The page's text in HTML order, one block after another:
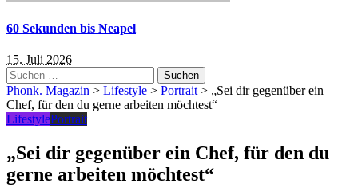
60 Sekunden bis Neapel
15. Juli 2026
Suchen
nach:
Phonk. Magazin > Lifestyle > Portrait > „Sei dir gegenüber ein
Chef, für den du gerne arbeiten möchtest“
LifestylePortrait
„Sei dir gegenüber ein Chef, für den du
gerne arbeiten möchtest“